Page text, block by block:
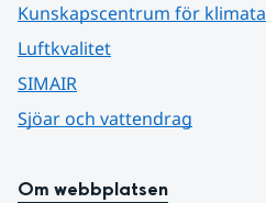
Kunskapscentrum för
Luftkvalitet
SIMAIR
Sjöar och vattendrag
Om webbplatsen